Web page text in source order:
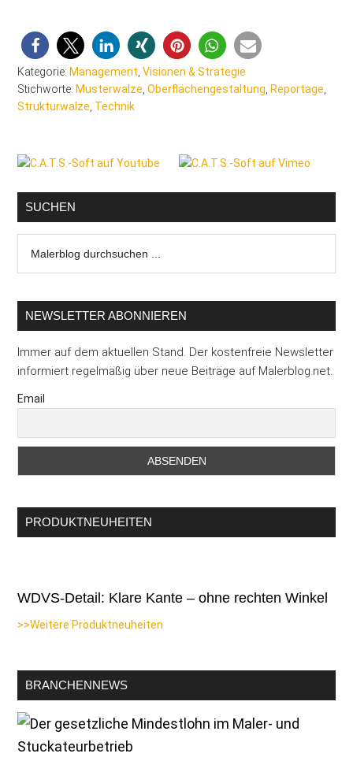
Kategorie: Management ,Visionen & Strategie
Stichworte: Musterwalze ,Oberflächengestaltung Reportage
Strukturwalze Technik
Seitenspalte
SUCHEN
durchsuchen
NEWSLETTER ABONNIEREN
Immer auf dem aktuellen Stand. Der kostenfreie Newsletter
informiert regelmäßig über neue Beiträge auf Malerblog.net.
Email
PRODUKTNEUHEITEN
WDVS-Detail: Klare Kante – ohne rechten Winkel
>>Weitere Produktneuheiten
BRANCHENNEWS